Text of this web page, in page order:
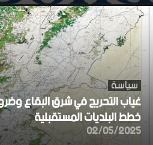
سياسة
غياب التحريج في شرق البقاع
خطط البلديات المستقبلية
02/05/2025